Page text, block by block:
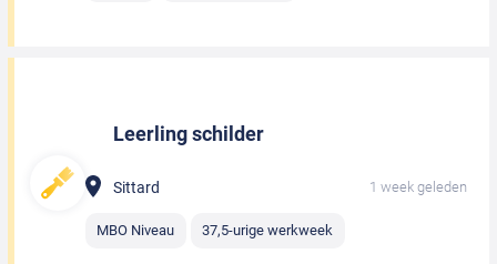
Leerling schilder
Sittard 1 week geleden
MBO Niveau 37,5-urige werkweek